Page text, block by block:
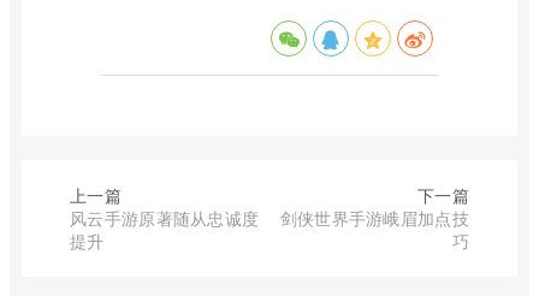
上一篇
风云手游原著随从忠诚度
提升
下一篇
剑侠世界手游峨眉加点技
巧